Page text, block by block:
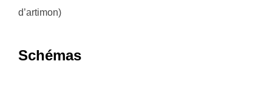
d’artimon)
Schémas